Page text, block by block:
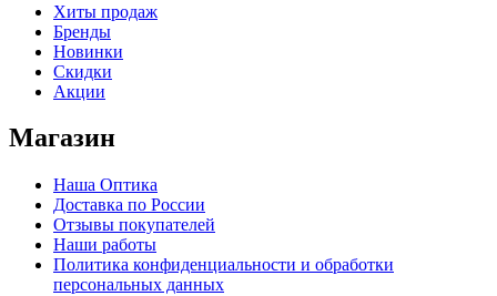
Хиты продаж
Бренды
Новинки
Скидки
Акции
Магазин
Наша Оптика
Доставка по России
Отзывы покупателей
Наши работы
Политика конфиденциальности и обработки
персональных данных